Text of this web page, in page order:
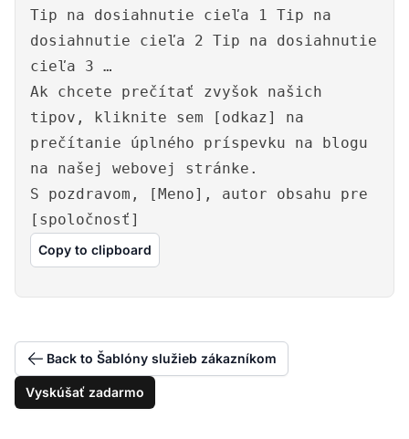
Tip na dosiahnutie cieľa 1 Tip na
dosiahnutie cieľa 2 Tip na dosiahnutie
cieľa 3 …
Ak chcete prečítať zvyšok našich
tipov, kliknite sem [odkaz] na
prečítanie úplného príspevku na blogu
na našej webovej stránke.
S pozdravom, [Meno], autor obsahu pre
[spoločnosť]
Copy to clipboard
Back to Šablóny služieb zákazníkom
Vyskúšať zadarmo